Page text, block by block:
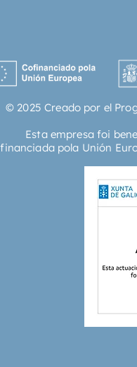
© 2025 Creado por el
Esta empresa foi
pola Unión